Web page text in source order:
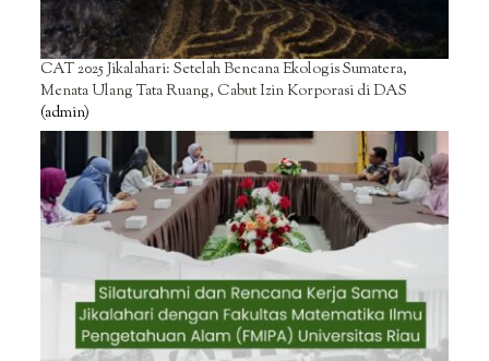
CAT 2025 Jikalahari: Setelah Bencana Ekologis Sumatera,
Menata Ulang Tata Ruang, Cabut Izin Korporasi di DAS
(admin)